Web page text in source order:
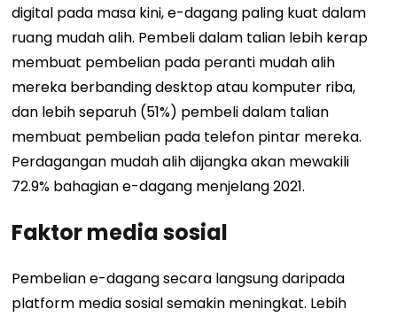
digital pada masa kini, e-dagang paling kuat dalam
ruang mudah alih. Pembeli dalam talian lebih kerap
membuat pembelian pada peranti mudah alih
mereka berbanding desktop atau komputer riba,
dan lebih separuh (51%) pembeli dalam talian
membuat pembelian pada telefon pintar mereka.
Perdagangan mudah alih dijangka akan mewakili
72.9% bahagian e-dagang menjelang 2021.
Faktor media sosial
Pembelian e-dagang secara langsung daripada
platform media sosial semakin meningkat. Lebih